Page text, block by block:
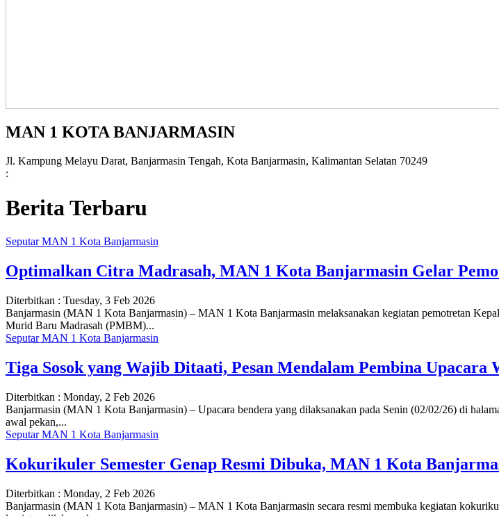
MAN 1 KOTA BANJARMASIN
Jl. Kampung Melayu Darat, Banjarmasin Tengah, Kota Banjarmasin, Kalimantan Selatan 70249
:
Berita Terbaru
Seputar MAN 1 Kota Banjarmasin
Optimalkan Citra Madrasah, MAN 1 Kota Banjarmasin Gelar
Diterbitkan : Tuesday, 3 Feb 2026
Banjarmasin (MAN 1 Kota Banjarmasin) – MAN 1 Kota Banjarmasin melaksanakan kegiatan pemotretan
Murid Baru Madrasah (PMBM)...
Seputar MAN 1 Kota Banjarmasin
Tiga Sosok yang Wajib Ditaati, Pesan Mendalam Pembina
Diterbitkan : Monday, 2 Feb 2026
Banjarmasin (MAN 1 Kota Banjarmasin) – Upacara bendera yang dilaksanakan pada Senin (02/02/26) di
awal pekan,...
Seputar MAN 1 Kota Banjarmasin
Kokurikuler Semester Genap Resmi Dibuka, MAN 1 Kota
Diterbitkan : Monday, 2 Feb 2026
Banjarmasin (MAN 1 Kota Banjarmasin) – MAN 1 Kota Banjarmasin secara resmi membuka kegiatan